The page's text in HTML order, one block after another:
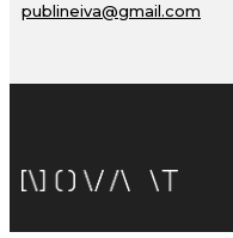
publineiva@gmail.com